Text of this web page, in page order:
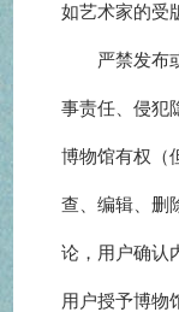
如艺术家的受
严禁发布
事责任、侵犯
博物馆有权（
查、编辑、删
论，用户确认
用户授予博物